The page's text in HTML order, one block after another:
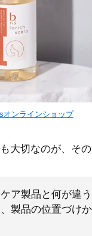
オンラインショップ
大切なのが、その
ア製品と何が違
製品の位置づけ